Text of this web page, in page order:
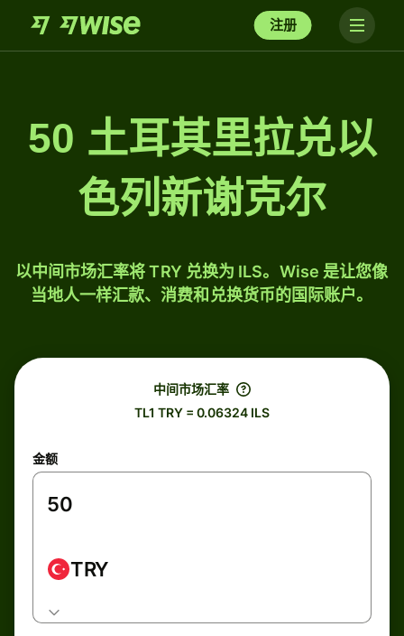
注册
50 土耳其里拉兑以
色列新谢克尔
以中间市场汇率将 TRY 兑换为 ILS。Wise 是让您像
当地人一样汇款、消费和兑换货币的国际账户。
中间市场汇率
TL1 TRY = 0.06324 ILS
金额
TRY